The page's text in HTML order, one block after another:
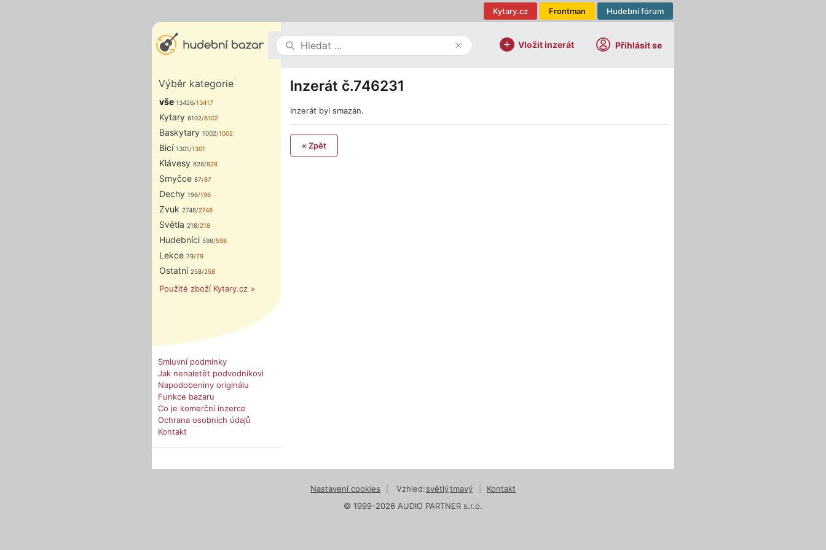
Hudební fórum
Frontman
Kytary.cz
Vložit inzerát Přihlásit se
Výběr kategorie
vše 13426/13417
Kytary 6102/6102
Baskytary 1002/1002
Bicí 1301/1301
Klávesy 828/828
Smyčce 87/87
Dechy 196/196
Zvuk 2748/2748
Světla 218/218
Hudebníci 598/598
Lekce 79/79
Ostatní 258/258
Použité zboží Kytary.cz >
Smluvní podmínky
Jak nenaletět podvodníkovi
Napodobeniny originálu
Funkce bazaru
Co je komerční inzerce
Ochrana osobních údajů
Kontakt
Inzerát č.746231
Inzerát byl smazán.
« Zpět
Nastavení cookies Vzhled:světlýtmavý
Kontakt
© 1999-2026 AUDIO PARTNER s.r.o.